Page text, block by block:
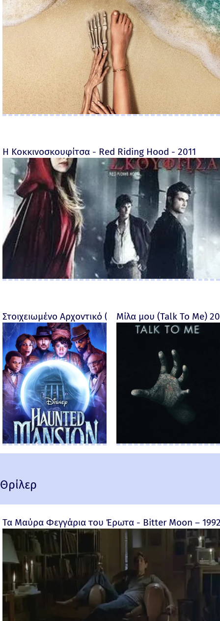
Η Κοκκινοσκουφίτσα - Red Riding Hood - 2011
Στοιχειωμένο Αρχοντικό (Haunted Mansion) - 2023
Μίλα μου (Talk To Me)
Θρίλερ
Τα Μαύρα Φεγγάρια του Έρωτα - Bitter Moon –